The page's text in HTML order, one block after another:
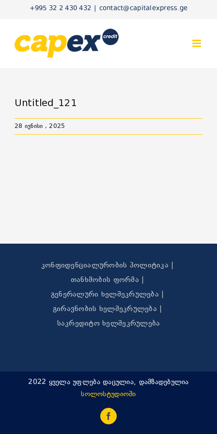
content
+995 32 2 430 432 contact@capitalexpress.ge
Untitled_121
28 ივნისი , 2025
კონფიდენციალურობის პოლიტიკა
თანხმობის ფორმა
გენერალური ხელშეკრულება
გირავნობის ხელშეკრულება
საკრედიტო ხელშეკრულება
2022 ყველა უფლება დაცულია, დამზადებულია
სოლოსტუდიოში
Facebook